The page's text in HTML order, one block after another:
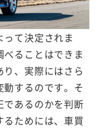
て決定されま
ることはできま
、実際にはさら
するのです。そ
であるのかを判断
るためには、車買